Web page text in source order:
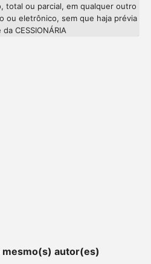
total ou parcial, em qualquer outro
ou eletrônico, sem que haja prévia
CESSIONÁRIA
Intro
contrasts the cited claim, and
autor(es)